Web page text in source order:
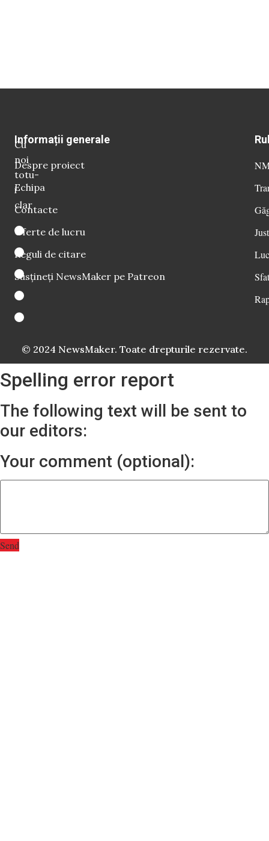
Cu
noi
totu-
i
clar
Informații generale
Despre proiect
Echipa
Contacte
Oferte de lucru
Reguli de citare
Susțineți NewsMaker pe Patreon
© 2024 NewsMaker. Toate drepturile rezervate.
Spelling error report
The following text will be sent to
our editors:
Your comment (optional):
Send